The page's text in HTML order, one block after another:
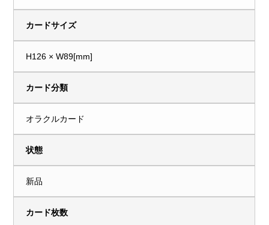
カードサイズ
H126 × W89[mm]
カード分類
オラクルカード
状態
新品
カード枚数